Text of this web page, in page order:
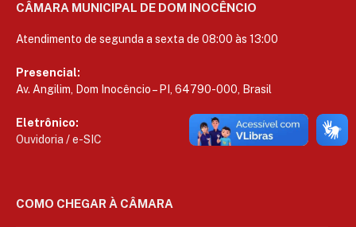
CÂMARA MUNICIPAL DE DOM INOCÊNCIO
Atendimento de segunda a sexta de 08:00 às 13:00
Presencial:
Av. Angilim, Dom Inocêncio – PI, 64790-000, Brasil
Eletrônico:
Ouvidoria /e-SIC
COMO CHEGAR À CÂMARA